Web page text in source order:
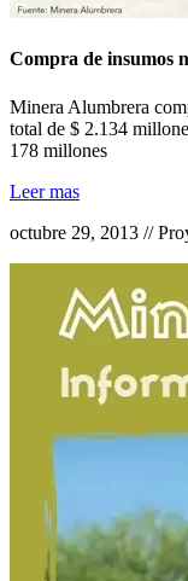
Compra de insumos
Minera Alumbrera
total de $ 2.134
178 millones
Leer mas
octubre 29, 2013 //